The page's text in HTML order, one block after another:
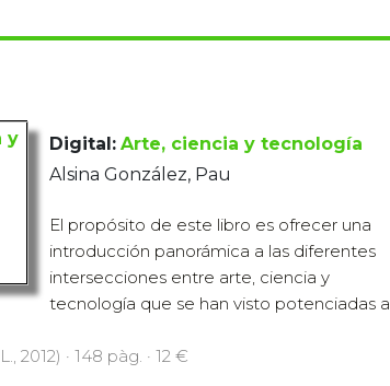
Digital: Arte, ciencia y tecnología
Alsina González, Pau
El propósito de este libro es ofrecer una
introducción panorámica a las diferentes
intersecciones entre arte, ciencia y
tecnología que se han visto potenciadas a
2012) · 148 pàg. · 12 €